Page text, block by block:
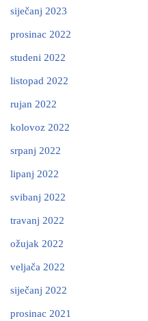
siječanj 2023
prosinac 2022
studeni 2022
listopad 2022
rujan 2022
kolovoz 2022
srpanj 2022
lipanj 2022
svibanj 2022
travanj 2022
ožujak 2022
veljača 2022
siječanj 2022
prosinac 2021